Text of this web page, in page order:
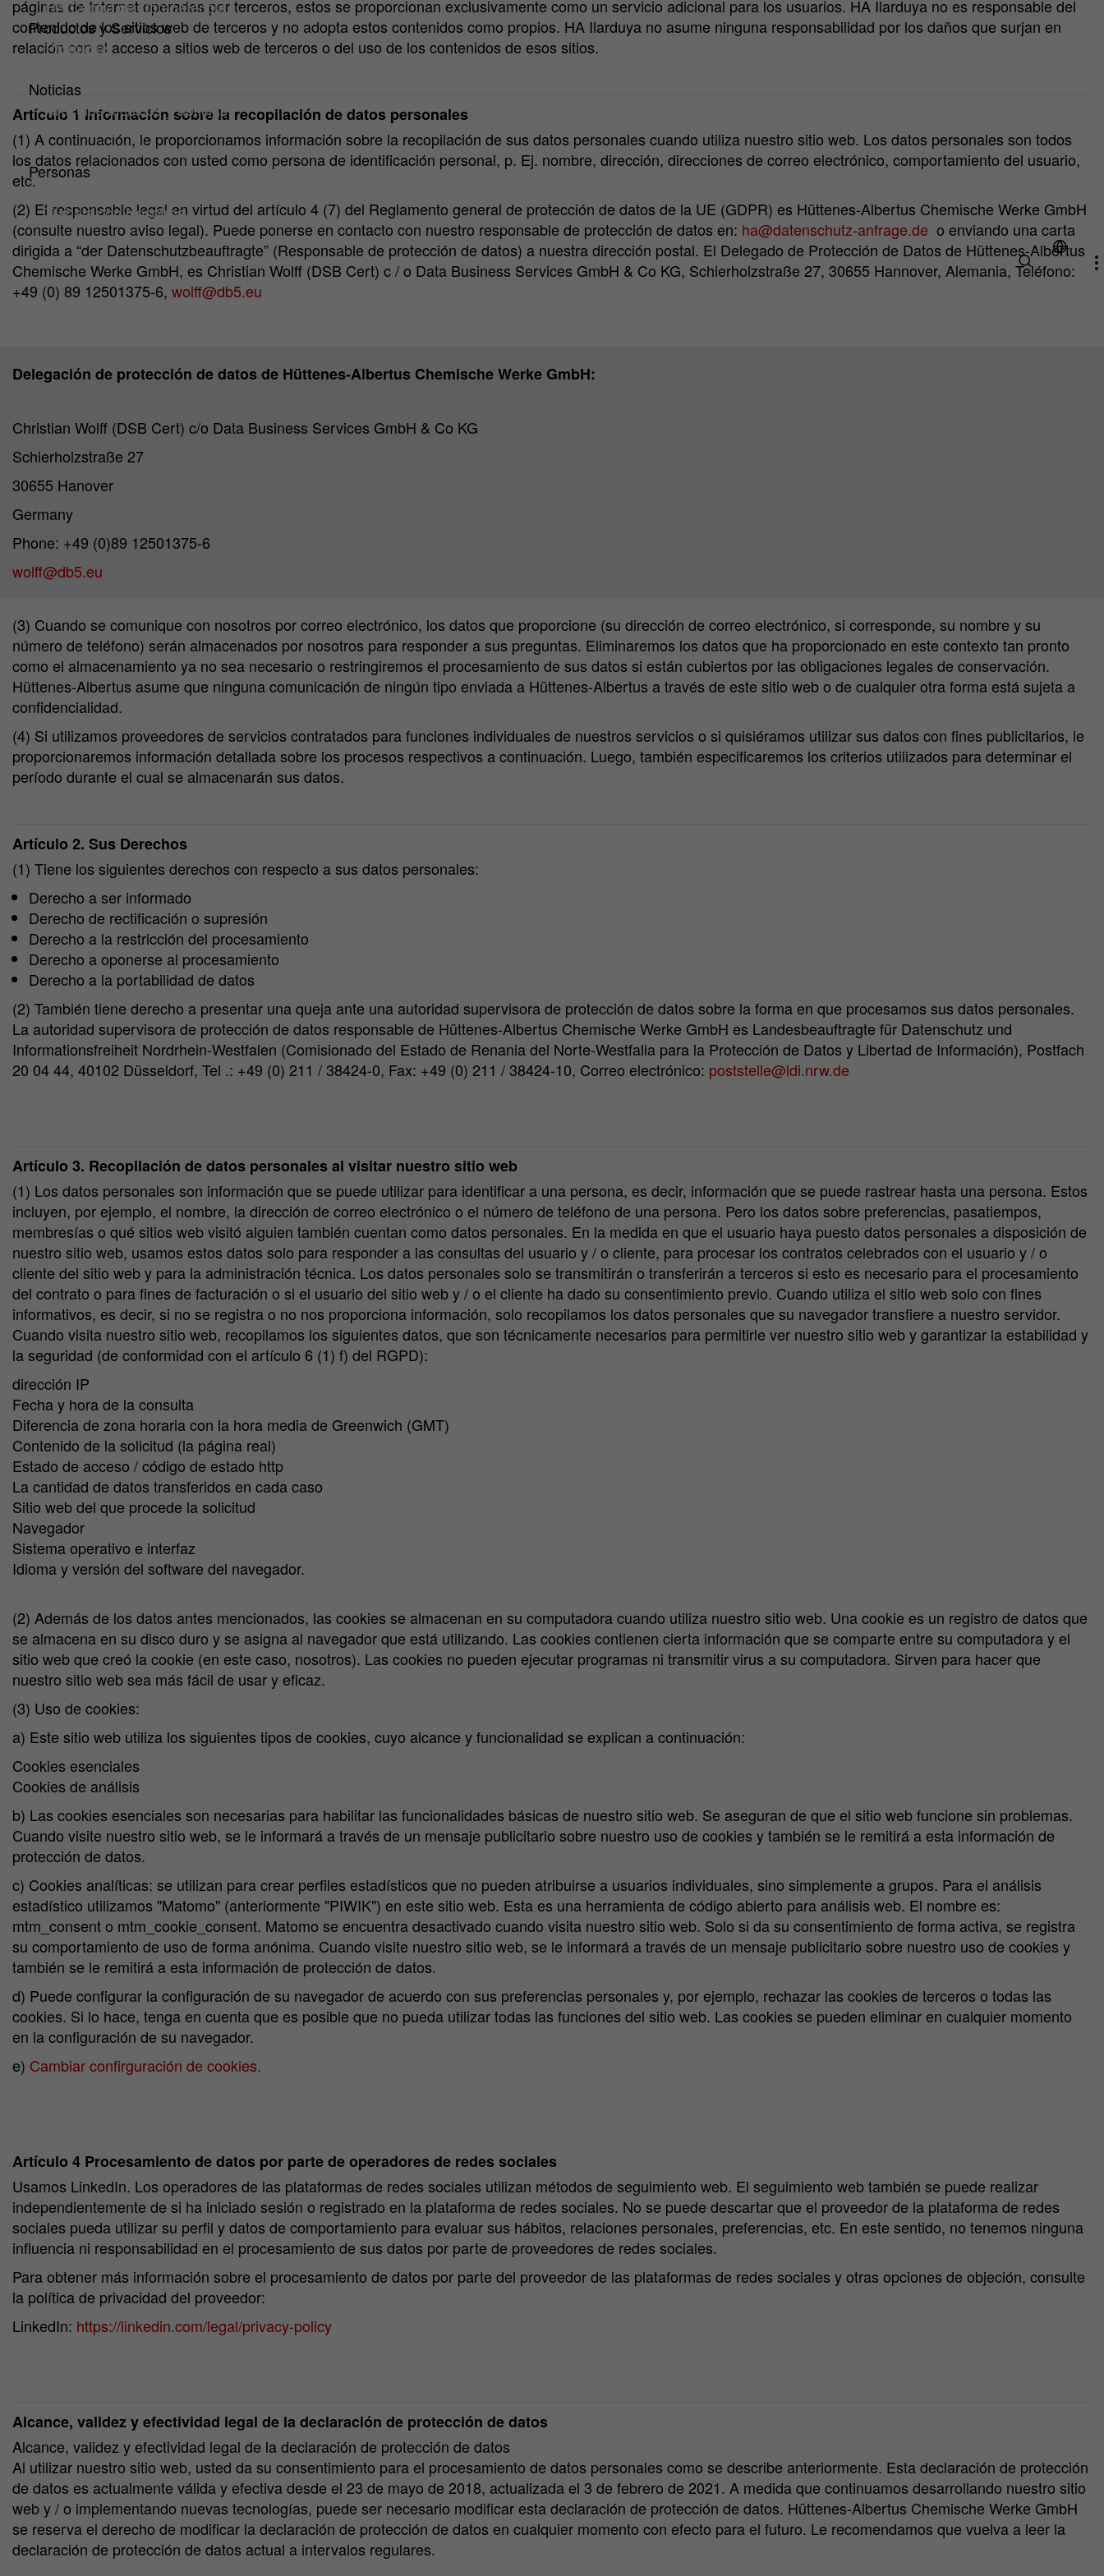
HA Centro de Competencia
Productos y Servicios
Productos
Noticias
Artículos técnicos y noticias
Downloads
Ferias y eventos
Personas
Trabaja con Nosotros
páginas de Internet operadas por terceros, estos se proporcionan exclusivamente como un servicio adicional para los usuarios. HA Ilarduya no es responsable del
contenido de los sitios web de terceros y no adopta estos contenidos como propios. HA Ilarduya no asume ninguna responsabilidad por los daños que surjan en
relación con el acceso a sitios web de terceros o del uso de los contenidos de esos sitios.
Artículo 1 Información sobre la recopilación de datos personales
(1) A continuación, le proporcionamos información sobre la recopilación de sus datos personales cuando utiliza nuestro sitio web. Los datos personales son todos
los datos relacionados con usted como persona de identificación personal, p. Ej. nombre, dirección, direcciones de correo electrónico, comportamiento del usuario,
etc.
(2) El responsable legal en virtud del artículo 4 (7) del Reglamento general de protección de datos de la UE (GDPR) es Hüttenes-Albertus Chemische Werke GmbH
(consulte nuestro aviso legal). Puede ponerse en contacto con nuestro responsable de protección de datos en: ha@datenschutz-anfrage.de o enviando una carta
dirigida a “der Datenschutzbeauftragte” (Responsable de protección de datos) a nuestra dirección postal. El Delegado de Protección de Datos de Hüttenes-Albertus
Chemische Werke GmbH, es Christian Wolff (DSB Cert) c / o Data Business Services GmbH & Co KG, Schierholzstraße 27, 30655 Hannover, Alemania, Teléfono:
+49 (0) 89 12501375-6, wolff@db5.eu
Delegación de protección de datos de Hüttenes-Albertus Chemische Werke GmbH:
Christian Wolff (DSB Cert) c/o Data Business Services GmbH & Co KG
Schierholzstraße 27
30655 Hanover
Germany
Phone: +49 (0)89 12501375-6
wolff@db5.eu
(3) Cuando se comunique con nosotros por correo electrónico, los datos que proporcione (su dirección de correo electrónico, si corresponde, su nombre y su
número de teléfono) serán almacenados por nosotros para responder a sus preguntas. Eliminaremos los datos que ha proporcionado en este contexto tan pronto
como el almacenamiento ya no sea necesario o restringiremos el procesamiento de sus datos si están cubiertos por las obligaciones legales de conservación.
Hüttenes-Albertus asume que ninguna comunicación de ningún tipo enviada a Hüttenes-Albertus a través de este sitio web o de cualquier otra forma está sujeta a
confidencialidad.
(4) Si utilizamos proveedores de servicios contratados para funciones individuales de nuestros servicios o si quisiéramos utilizar sus datos con fines publicitarios, le
proporcionaremos información detallada sobre los procesos respectivos a continuación. Luego, también especificaremos los criterios utilizados para determinar el
período durante el cual se almacenarán sus datos.
Artículo 2. Sus Derechos
(1) Tiene los siguientes derechos con respecto a sus datos personales:
Derecho a ser informado
Derecho de rectificación o supresión
Derecho a la restricción del procesamiento
Derecho a oponerse al procesamiento
Derecho a la portabilidad de datos
(2) También tiene derecho a presentar una queja ante una autoridad supervisora de protección de datos sobre la forma en que procesamos sus datos personales.
La autoridad supervisora de protección de datos responsable de Hüttenes-Albertus Chemische Werke GmbH es Landesbeauftragte für Datenschutz und
Informationsfreiheit Nordrhein-Westfalen (Comisionado del Estado de Renania del Norte-Westfalia para la Protección de Datos y Libertad de Información), Postfach
20 04 44, 40102 Düsseldorf, Tel .: +49 (0) 211 / 38424-0, Fax: +49 (0) 211 / 38424-10, Correo electrónico: poststelle@ldi.nrw.de
Artículo 3. Recopilación de datos personales al visitar nuestro sitio web
(1) Los datos personales son información que se puede utilizar para identificar a una persona, es decir, información que se puede rastrear hasta una persona. Estos
incluyen, por ejemplo, el nombre, la dirección de correo electrónico o el número de teléfono de una persona. Pero los datos sobre preferencias, pasatiempos,
membresías o qué sitios web visitó alguien también cuentan como datos personales. En la medida en que el usuario haya puesto datos personales a disposición de
nuestro sitio web, usamos estos datos solo para responder a las consultas del usuario y / o cliente, para procesar los contratos celebrados con el usuario y / o
cliente del sitio web y para la administración técnica. Los datos personales solo se transmitirán o transferirán a terceros si esto es necesario para el procesamiento
del contrato o para fines de facturación o si el usuario del sitio web y / o el cliente ha dado su consentimiento previo. Cuando utiliza el sitio web solo con fines
informativos, es decir, si no se registra o no nos proporciona información, solo recopilamos los datos personales que su navegador transfiere a nuestro servidor.
Cuando visita nuestro sitio web, recopilamos los siguientes datos, que son técnicamente necesarios para permitirle ver nuestro sitio web y garantizar la estabilidad y
la seguridad (de conformidad con el artículo 6 (1) f) del RGPD):
dirección IP
Fecha y hora de la consulta
Diferencia de zona horaria con la hora media de Greenwich (GMT)
Contenido de la solicitud (la página real)
Estado de acceso / código de estado http
La cantidad de datos transferidos en cada caso
Sitio web del que procede la solicitud
Navegador
Sistema operativo e interfaz
Idioma y versión del software del navegador.
(2) Además de los datos antes mencionados, las cookies se almacenan en su computadora cuando utiliza nuestro sitio web. Una cookie es un registro de datos que
se almacena en su disco duro y se asigna al navegador que está utilizando. Las cookies contienen cierta información que se comparte entre su computadora y el
sitio web que creó la cookie (en este caso, nosotros). Las cookies no pueden ejecutar programas ni transmitir virus a su computadora. Sirven para hacer que
nuestro sitio web sea más fácil de usar y eficaz.
(3) Uso de cookies:
a) Este sitio web utiliza los siguientes tipos de cookies, cuyo alcance y funcionalidad se explican a continuación:
Cookies esenciales
Cookies de análisis
b) Las cookies esenciales son necesarias para habilitar las funcionalidades básicas de nuestro sitio web. Se aseguran de que el sitio web funcione sin problemas.
Cuando visite nuestro sitio web, se le informará a través de un mensaje publicitario sobre nuestro uso de cookies y también se le remitirá a esta información de
protección de datos.
c) Cookies analíticas: se utilizan para crear perfiles estadísticos que no pueden atribuirse a usuarios individuales, sino simplemente a grupos. Para el análisis
estadístico utilizamos "Matomo" (anteriormente "PIWIK") en este sitio web. Esta es una herramienta de código abierto para análisis web. El nombre es:
mtm_consent o mtm_cookie_consent. Matomo se encuentra desactivado cuando visita nuestro sitio web. Solo si da su consentimiento de forma activa, se registra
su comportamiento de uso de forma anónima. Cuando visite nuestro sitio web, se le informará a través de un mensaje publicitario sobre nuestro uso de cookies y
también se le remitirá a esta información de protección de datos.
d) Puede configurar la configuración de su navegador de acuerdo con sus preferencias personales y, por ejemplo, rechazar las cookies de terceros o todas las
cookies. Si lo hace, tenga en cuenta que es posible que no pueda utilizar todas las funciones del sitio web. Las cookies se pueden eliminar en cualquier momento
en la configuración de su navegador.
e) Cambiar confirguración de cookies.
Artículo 4 Procesamiento de datos por parte de operadores de redes sociales
Usamos LinkedIn. Los operadores de las plataformas de redes sociales utilizan métodos de seguimiento web. El seguimiento web también se puede realizar
independientemente de si ha iniciado sesión o registrado en la plataforma de redes sociales. No se puede descartar que el proveedor de la plataforma de redes
sociales pueda utilizar su perfil y datos de comportamiento para evaluar sus hábitos, relaciones personales, preferencias, etc. En este sentido, no tenemos ninguna
influencia ni responsabilidad en el procesamiento de sus datos por parte de proveedores de redes sociales.
Para obtener más información sobre el procesamiento de datos por parte del proveedor de las plataformas de redes sociales y otras opciones de objeción, consulte
la política de privacidad del proveedor:
LinkedIn: https://linkedin.com/legal/privacy-policy
Alcance, validez y efectividad legal de la declaración de protección de datos
Alcance, validez y efectividad legal de la declaración de protección de datos
Al utilizar nuestro sitio web, usted da su consentimiento para el procesamiento de datos personales como se describe anteriormente. Esta declaración de protección
de datos es actualmente válida y efectiva desde el 23 de mayo de 2018, actualizada el 3 de febrero de 2021. A medida que continuamos desarrollando nuestro sitio
web y / o implementando nuevas tecnologías, puede ser necesario modificar esta declaración de protección de datos. Hüttenes-Albertus Chemische Werke GmbH
se reserva el derecho de modificar la declaración de protección de datos en cualquier momento con efecto para el futuro. Le recomendamos que vuelva a leer la
declaración de protección de datos actual a intervalos regulares.